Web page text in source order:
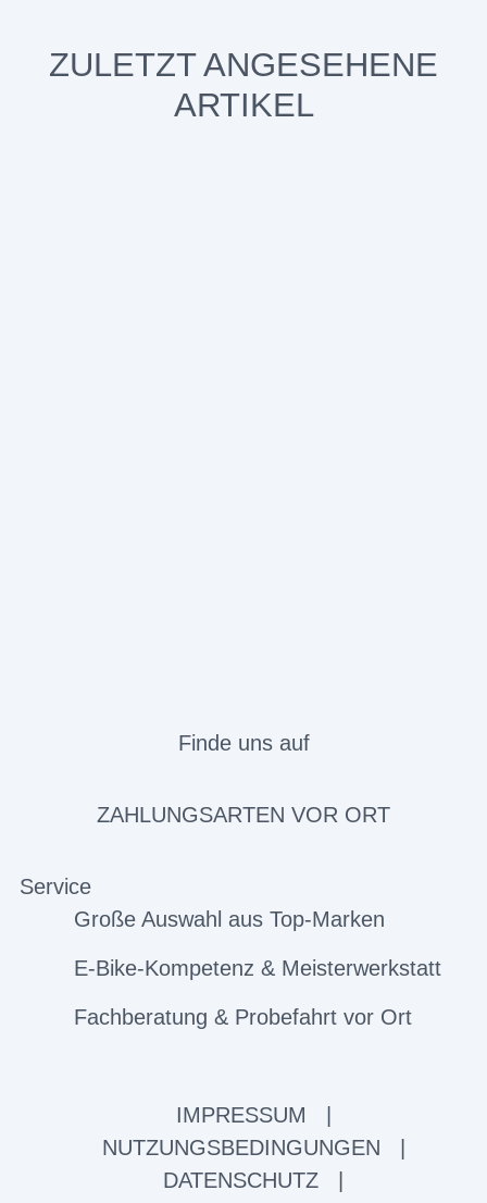
ZULETZT ANGESEHENE
ARTIKEL
Finde uns auf
ZAHLUNGSARTEN VOR ORT
Service
Große Auswahl aus Top-Marken
E-Bike-Kompetenz & Meisterwerkstatt
Fachberatung & Probefahrt vor Ort
IMPRESSUM
NUTZUNGSBEDINGUNGEN
DATENSCHUTZ